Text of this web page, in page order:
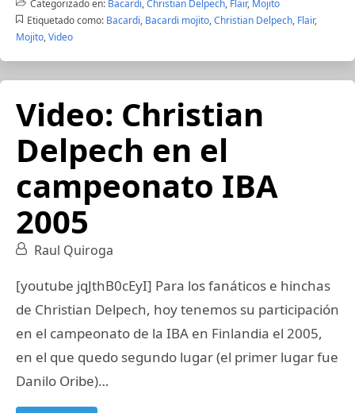
Categorizado en: Bacardi,Christian Delpech, Flair, Mojito
Etiquetado como: Bacardi, Bacardi mojito,Christian Delpech, Flair,
Mojito,Video
Video: Christian
Delpech en el
campeonato IBA
2005
Raul Quiroga
[youtube jqJthB0cEyI] Para los fanáticos e hinchas
de Christian Delpech, hoy tenemos su participación
en el campeonato de la IBA en Finlandia el 2005,
en el que quedo segundo lugar (el primer lugar fue
Danilo Oribe)…